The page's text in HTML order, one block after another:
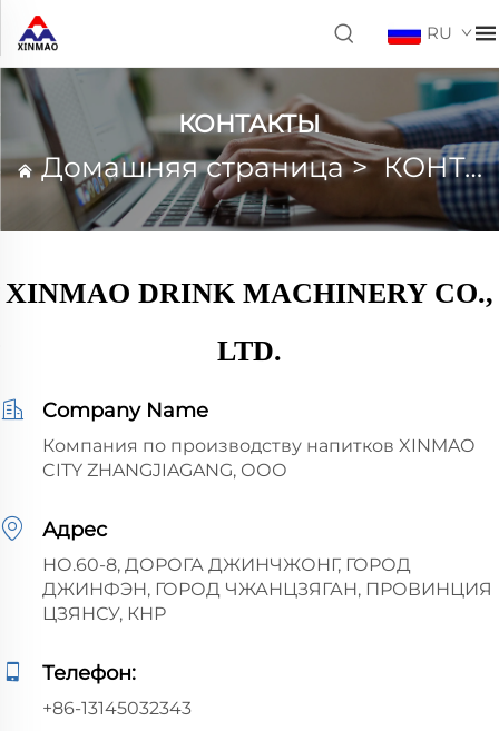
RU
КОНТАКТЫ
Домашняя страница>КОНТАКТЫ
XINMAO DRINK MACHINERY CO.,
LTD.
Company Name
Компания по производству напитков XINMAO
CITY ZHANGJIAGANG, ООО
Адрес
НО.60-8, ДОРОГА ДЖИНЧЖОНГ, ГОРОД
ДЖИНФЭН, ГОРОД ЧЖАНЦЗЯГАН, ПРОВИНЦИЯ
ЦЗЯНСУ, КНР
Телефон:
+86-13145032343